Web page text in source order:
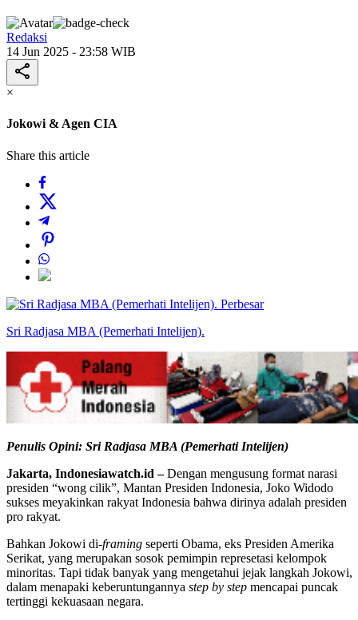
Redaksi
14 Jun 2025 - 23:58 WIB
×
Jokowi & Agen CIA
Share this article
Perbesar
Sri Radjasa MBA (Pemerhati Intelijen).
Penulis Opini: Sri Radjasa MBA (Pemerhati Intelijen)
Jakarta, Indonesiawatch.id –Dengan mengusung format narasi
presiden “wong cilik”, Mantan Presiden Indonesia, Joko Widodo
sukses meyakinkan rakyat Indonesia bahwa dirinya adalah presiden
pro rakyat.
Bahkan Jokowi di-framing seperti Obama, eks Presiden Amerika
Serikat, yang merupakan sosok pemimpin represetasi kelompok
minoritas. Tapi tidak banyak yang mengetahui jejak langkah Jokowi,
dalam menapaki keberuntungannya step by step mencapai puncak
tertinggi kekuasaan negara.